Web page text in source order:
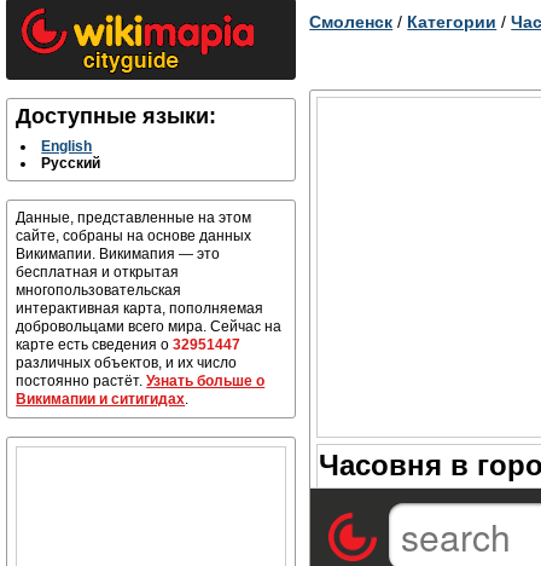
Доступные языки:
English
Русский
Данные, представленные на этом
сайте, собраны на основе данных
Викимапии. Викимапия — это
бесплатная и открытая
многопользовательская
интерактивная карта, пополняемая
добровольцами всего мира. Сейчас на
карте есть сведения о32951447
различных объектов, и их число
постоянно растёт.Узнать больше о
Викимапии и ситигидах.
Смоленск / Категории /
Часовня в